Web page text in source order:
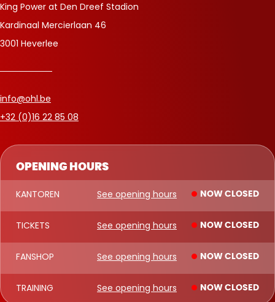
OPENING HOURS
KANTOREN See opening hours NOW CLOSED
TICKETS See opening hours NOW CLOSED
FANSHOP See opening hours NOW CLOSED
TRAINING See opening hours NOW CLOSED
King Power at Den Dreef Stadion
Kardinaal Mercierlaan 46
3001 Heverlee
info@ohl.be
+32 (0)16 22 85 08